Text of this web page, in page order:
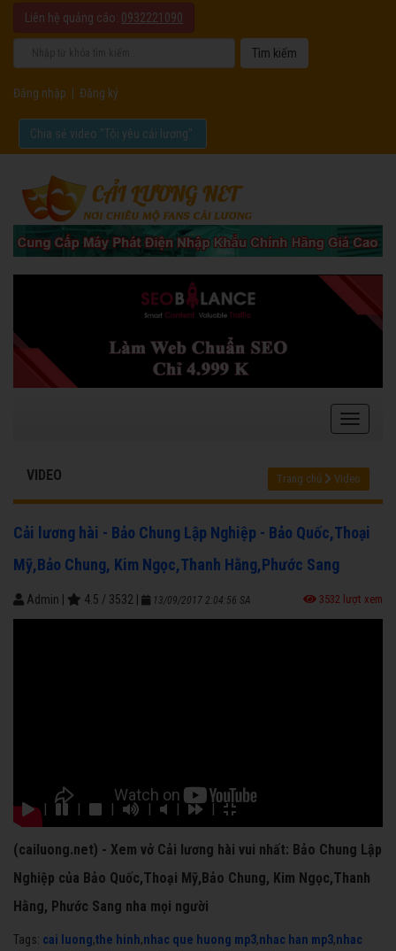
Liên hệ quảng cáo: 0932221090
Đăng nhập Đăng ký
Chia sẻ video "Tôi yêu cải lương".
VIDEO Trang chủ Video
Cải lương hài - Bảo Chung Lập Nghiệp - Bảo Quốc,Thoại
Mỹ,Bảo Chung, Kim Ngọc,Thanh Hằng,Phước Sang
Admin 4.5 / 3532 13/09/2017 2:04:56 SA 3532 lượt xem
(cailuong.net) - Xem vở Cải lương hài vui nhất: Bảo Chung Lập
Nghiệp của Bảo Quốc,Thoại Mỹ,Bảo Chung, Kim Ngọc,Thanh
Hằng, Phước Sang nha mọi người
Tags: cai luong,the hinh,nhac que huong mp3,nhac han mp3,nhac